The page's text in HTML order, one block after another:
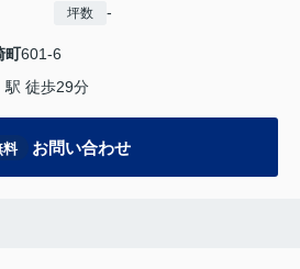
坪数 -
町601-6
駅 徒歩29分
料 お問い合わせ